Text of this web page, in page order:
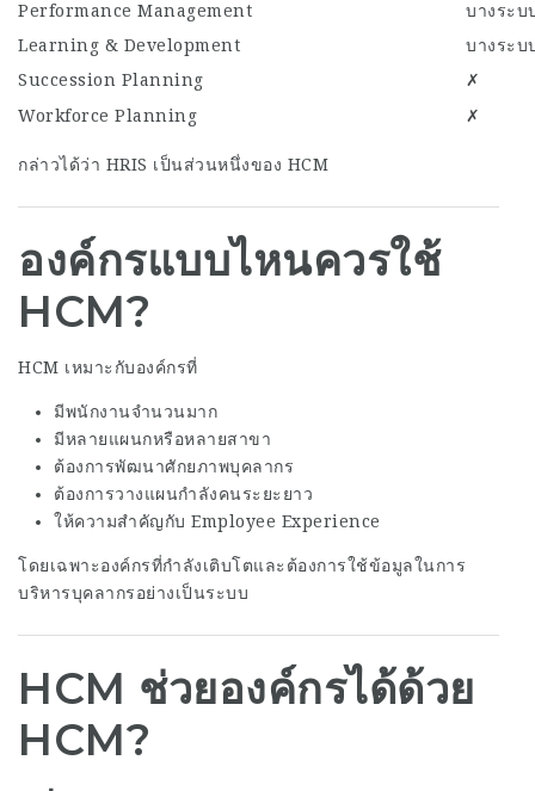
Performance Management
บางระบ
Learning & Development
บางระบ
Succession Planning
✗
Workforce Planning
✗
กล่าวได้ว่า HRIS เป็นส่วนหนึ่งของ HCM
องค์กรแบบไหนควรใช้
HCM?
HCM เหมาะกับองค์กรที่
มีพนักงานจำนวนมาก
มีหลายแผนกหรือหลายสาขา
ต้องการพัฒนาศักยภาพบุคลากร
ต้องการวางแผนกำลังคนระยะยาว
ให้ความสำคัญกับ Employee Experience
โดยเฉพาะองค์กรที่กำลังเติบโตและต้องการใช้ข้อมูลในการ
บริหารบุคลากรอย่างเป็นระบบ
HCM ช่วยองค์กรได้ด้วย
HCM?